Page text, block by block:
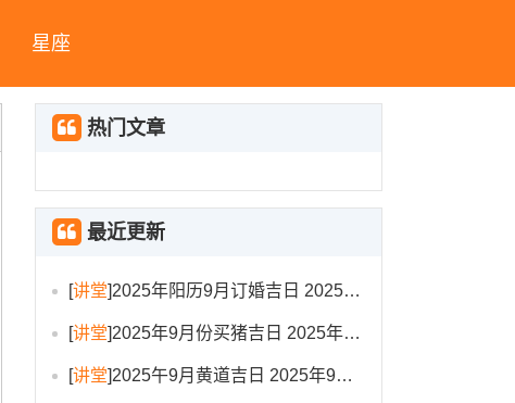
星座
热门文章
最近更新
[讲堂]2025年阳历9月订婚吉日 2025年9月订婚吉日有哪几天
[讲堂]2025年9月份买猪吉日 2025年9月买猪进圈吉日
[讲堂]2025午9月黄道吉日 2025年9月黄道吉日一览表大全